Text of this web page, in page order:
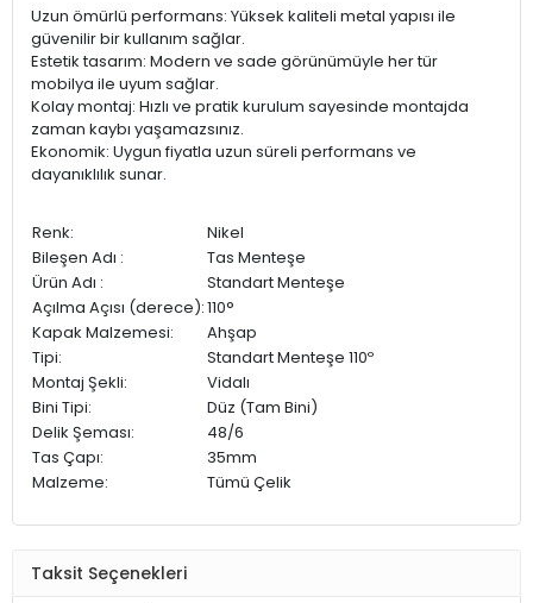
Uzun ömürlü performans: Yüksek kaliteli metal yapısı ile
güvenilir bir kullanım sağlar.
Estetik tasarım: Modern ve sade görünümüyle her tür
mobilya ile uyum sağlar.
Kolay montaj: Hızlı ve pratik kurulum sayesinde montajda
zaman kaybı yaşamazsınız.
Ekonomik: Uygun fiyatla uzun süreli performans ve
dayanıklılık sunar.
Renk:
Nikel
Bileşen Adı :
Tas Menteşe
Ürün Adı :
Standart Menteşe
Açılma Açısı (derece):110°
Kapak Malzemesi:
Ahşap
Tipi:
Standart Menteşe 110º
Montaj Şekli:
Vidalı
Bini Tipi:
Düz (Tam Bini)
Delik Şeması:
48/6
Tas Çapı:
35mm
Malzeme:
Tümü Çelik
Taksit Seçenekleri